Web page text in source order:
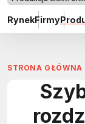
RynekFirmy
STRONA GŁÓWNA